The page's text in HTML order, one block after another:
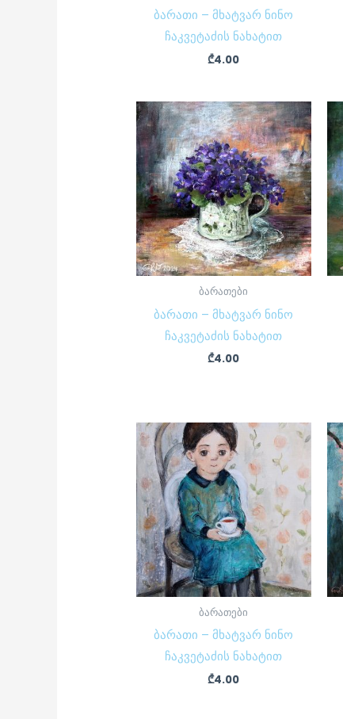
ბარათი – მხატვარ ნინო
ჩაკვეტაძის ნახატით
₾4.00
ბარათები
ბარათი – მხატვარ ნინო
ჩაკვეტაძის ნახატით
₾4.00
ბარათები
ბარათი – მხატვარ ნინო
ჩაკვეტაძის ნახატით
₾4.00